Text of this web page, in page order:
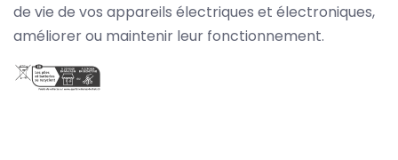
de vie de vos appareils électriques et électroniques,
améliorer ou maintenir leur fonctionnement.